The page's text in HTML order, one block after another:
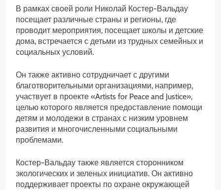
В рамках своей роли Николай Костер-Вальдау
посещает различные страны и регионы, где
проводит мероприятия, посещает школы и детские
дома, встречается с детьми из трудных семейных и
социальных условий.
Он также активно сотрудничает с другими
благотворительными организациями, например,
участвует в проекте «Artists for Peace and Justice»,
целью которого является предоставление помощи
детям и молодежи в странах с низким уровнем
развития и многочисленными социальными
проблемами.
Костер-Вальдау также является сторонником
экологических и зеленых инициатив. Он активно
поддерживает проекты по охране окружающей